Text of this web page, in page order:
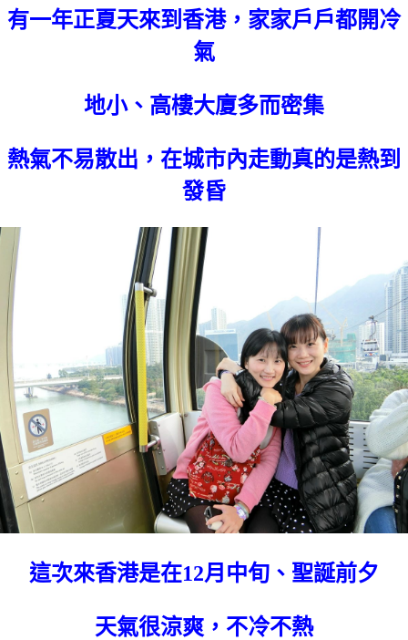
有一年正夏天來到香港，家家戶戶都開冷
氣
地小、高樓大廈多而密集
熱氣不易散出，在城市內走動真的是熱到
發昏
這次來香港是在12月中旬、聖誕前夕
天氣很涼爽，不冷不熱